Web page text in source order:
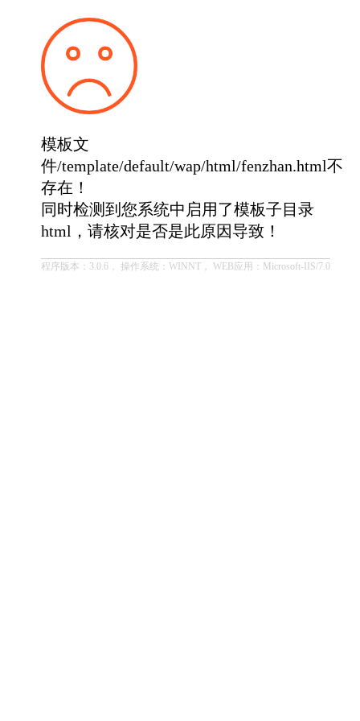
模板文
件/template/default/wap/html/fenzhan.html不
存在！
同时检测到您系统中启用了模板子目录
html，请核对是否是此原因导致！
程序版本：3.0.6， 操作系统：WINNT， WEB应用：Microsoft-IIS/7.0